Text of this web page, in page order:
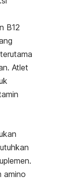
B12
Atlet
amino